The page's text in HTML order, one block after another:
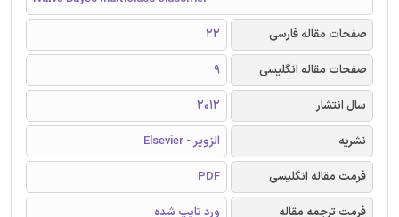
صفحات مقاله فارسی
22
صفحات مقاله انگلیسی
9
سال انتشار
2012
نشریه
الزویر - Elsevier
فرمت مقاله انگلیسی
PDF
فرمت ترجمه مقاله
ورد تایپ شده